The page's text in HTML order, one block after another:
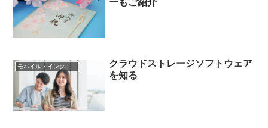
クラウドストレージソフトウェア
を知る